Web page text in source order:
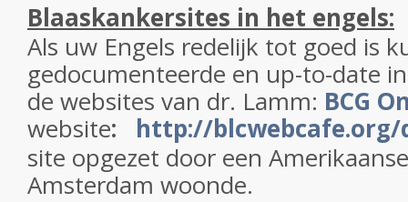
Blaaskankersites in het engels:
Als uw Engels redelijk tot goed is
gedocumenteerde en up-to-date
de websites van dr. Lamm: BCG
website:
http://
site opgezet door een
Amsterdam woonde.